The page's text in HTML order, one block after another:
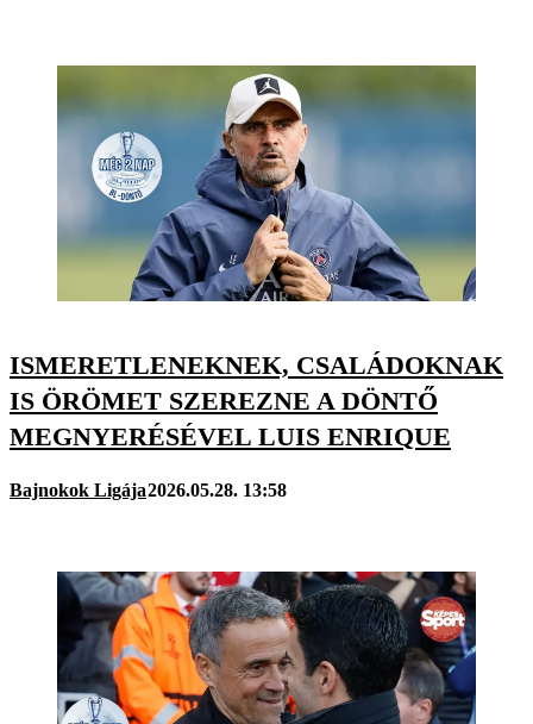
ISMERETLENEKNEK, CSALÁDOKNAK
IS ÖRÖMET SZEREZNE A DÖNTŐ
MEGNYERÉSÉVEL LUIS ENRIQUE
Bajnokok Ligája2026.05.28. 13:58